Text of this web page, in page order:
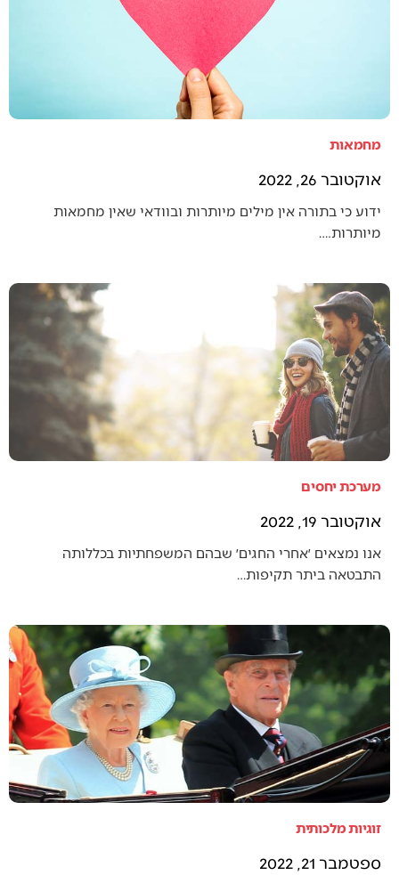
מחמאות
אוקטובר 26, 2022
ידוע כי בתורה אין מילים מיותרות ובוודאי שאין מחמאות
מיותרות.…
מערכת יחסים
אוקטובר 19, 2022
אנו נמצאים ׳אחרי החגים׳ שבהם המשפחתיות בכללותה
התבטאה ביתר תקיפות…
זוגיות מלכותית
ספטמבר 21, 2022